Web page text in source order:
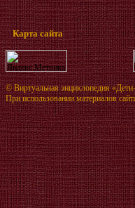
Карта сайта
©Виртуальная энциклопедия
При использовании материалов